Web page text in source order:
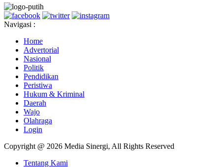
Navigasi :
Home
Advertorial
Nasional
Politik
Pendidikan
Peristiwa
Hukum & Kriminal
Daerah
Wajo
Olahraga
Login
Copyright @ 2026 Media Sinergi, All Rights Reserved
Tentang Kami